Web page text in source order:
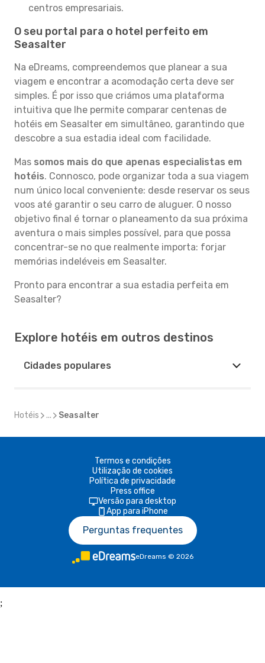
centros empresariais.
O seu portal para o hotel perfeito em
Seasalter
Na eDreams, compreendemos que planear a sua
viagem e encontrar a acomodação certa deve ser
simples. É por isso que criámos uma plataforma
intuitiva que lhe permite comparar centenas de
hotéis em Seasalter em simultâneo, garantindo que
descobre a sua estadia ideal com facilidade.
Mas somos mais do que apenas especialistas em
hotéis. Connosco, pode organizar toda a sua viagem
num único local conveniente: desde reservar os seus
voos até garantir o seu carro de aluguer. O nosso
objetivo final é tornar o planeamento da sua próxima
aventura o mais simples possível, para que possa
concentrar-se no que realmente importa: forjar
memórias indeléveis em Seasalter.
Pronto para encontrar a sua estadia perfeita em
Seasalter?
Explore hotéis em outros destinos
Cidades populares
Hotéis ... Seasalter
Termos e condições
Utilização de cookies
Política de privacidade
Press office
Versão para desktop
App para iPhone
Perguntas frequentes
eDreams © 2026
;